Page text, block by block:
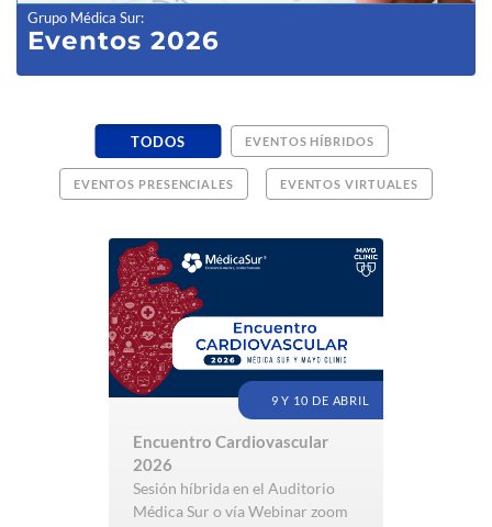
Grupo Médica Sur:
Eventos 2026
TODOS EVENTOS HÍBRIDOS
EVENTOS PRESENCIALES EVENTOS VIRTUALES
9 Y 10 DE ABRIL
Encuentro Cardiovascular
2026
Sesión híbrida en el Auditorio
Médica Sur o vía Webinar zoom